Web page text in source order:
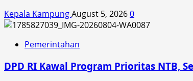
Kepala KampungAugust 5, 20260
Pemerintahan
DPD RI Kawal Program Prioritas NTB,